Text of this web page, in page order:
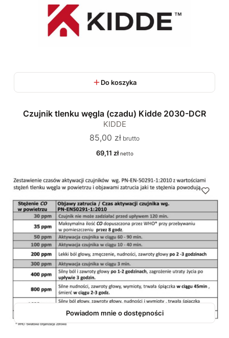
Do koszyka
Czujnik tlenku węgla (czadu) Kidde 2030-DCR
KIDDE
Cena
85,00 zł
Cena
69,11 zł
Powiadom mnie o dostępności